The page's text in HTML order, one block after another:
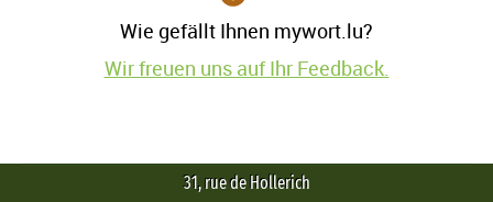
Wie gefällt Ihnen mywort.lu?
Wir freuen uns auf Ihr Feedback.
31, rue de Hollerich